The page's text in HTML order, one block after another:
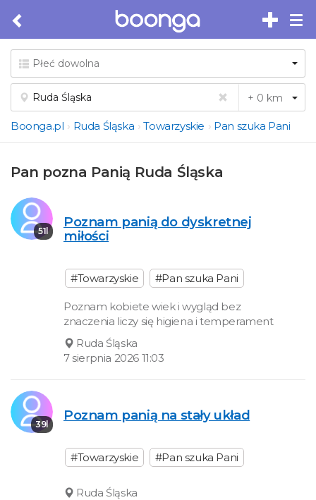
Boonga.pl Ruda Śląska Towarzyskie Pan szuka Pani
Pan pozna Panią Ruda Śląska
51l
Poznam panią do dyskretnej
miłości
#Towarzyskie #Pan szuka Pani
Poznam kobiete wiek i wygląd bez
znaczenia liczy się higiena i temperament
Ruda Śląska
7 sierpnia 2026 11:03
39l
Poznam panią na stały układ
#Towarzyskie #Pan szuka Pani
Ruda Śląska